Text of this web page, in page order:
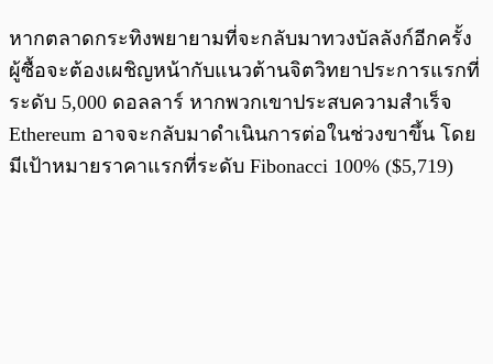
หากตลาดกระทิงพยายามที่จะกลับมาทวงบัลลังก์อีกครั้ง
ผู้ซื้อจะต้องเผชิญหน้ากับแนวต้านจิตวิทยาประการแรกที่
ระดับ 5,000 ดอลลาร์ หากพวกเขาประสบความสำเร็จ
Ethereum อาจจะกลับมาดำเนินการต่อในช่วงขาขึ้น โดย
มีเป้าหมายราคาแรกที่ระดับ Fibonacci 100% ($5,719)